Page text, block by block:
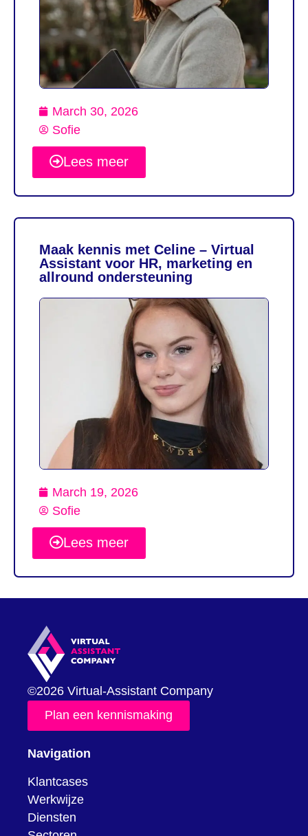
March 30, 2026
Sofie
Lees meer
Maak kennis met Celine – Virtual
Assistant voor HR, marketing en
allround ondersteuning
March 19, 2026
Sofie
Lees meer
©2026 Virtual-Assistant Company
Plan een kennismaking
Navigation
Klantcases
Werkwijze
Diensten